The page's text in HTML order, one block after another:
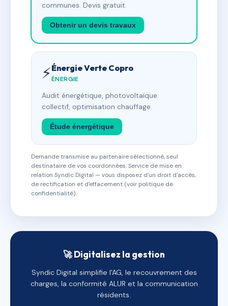
communes. Devis gratuit.
Obtenir un devis travaux
⚡Énergie Verte Copro
ÉNERGIE
Audit énergétique, photovoltaïque
collectif, optimisation chauffage.
Étude énergétique
Demande transmise au partenaire sélectionné, seul
destinataire de vos coordonnées. Service de mise en
relation Syndic Digital — vous disposez d'un droit d'accès,
de rectification et d'effacement (voir politique de
confidentialité).
🚀 Digitalisez la gestion
Syndic Digital simplifie l'AG, le recouvrement des
charges, la conformité ALUR et la communication
résidents.